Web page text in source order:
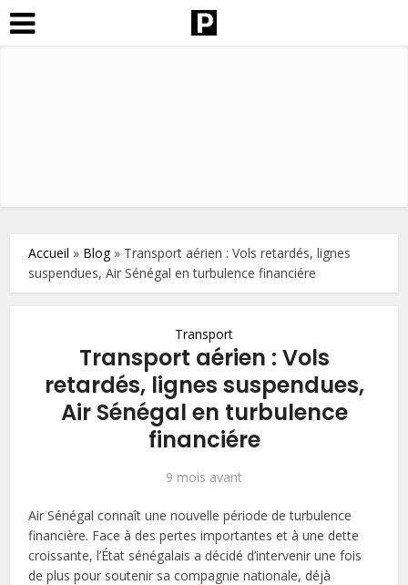
Accueil » Blog» Transport aérien : Vols retardés, lignes
suspendues, Air Sénégal en turbulence financiére
Transport
Transport aérien : Vols
retardés, lignes suspendues,
Air Sénégal en turbulence
financiére
9 mois avant
Air Sénégal connaît une nouvelle période de turbulence
financière. Face à des pertes importantes et à une dette
croissante, l’État sénégalais a décidé d’intervenir une fois
de plus pour soutenir sa compagnie nationale, déjà